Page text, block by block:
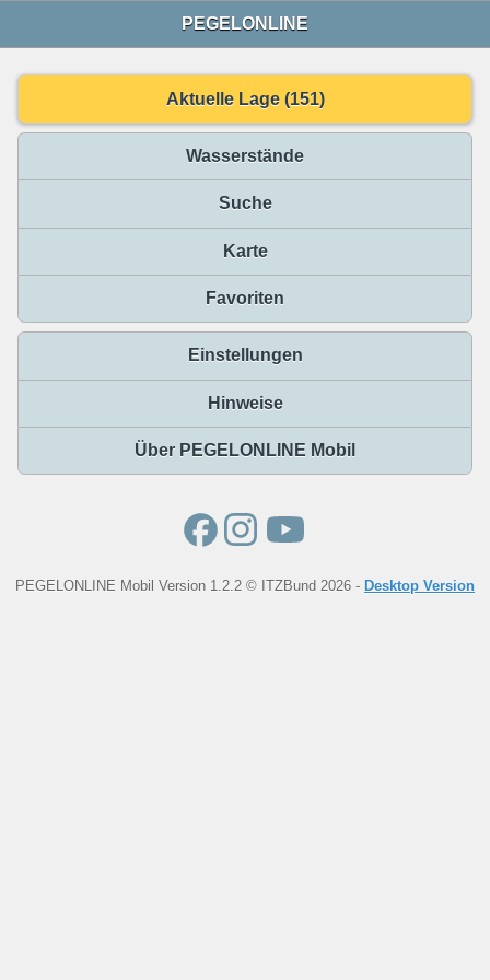
PEGELONLINE
Aktuelle Lage (151)
Wasserstände
Suche
Karte
Favoriten
Einstellungen
Hinweise
Über PEGELONLINE Mobil
PEGELONLINE Mobil Version 1.2.2 © ITZBund 2026 - Desktop Version